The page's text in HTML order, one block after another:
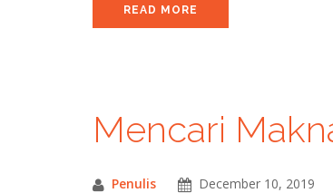
READ MORE
Mencari
Penulis December 10, 2019